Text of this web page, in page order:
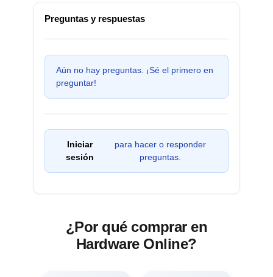
Preguntas y respuestas
Aún no hay preguntas. ¡Sé el primero en
preguntar!
Iniciar
sesión
para hacer o responder
preguntas.
¿Por qué comprar en
Hardware Online?